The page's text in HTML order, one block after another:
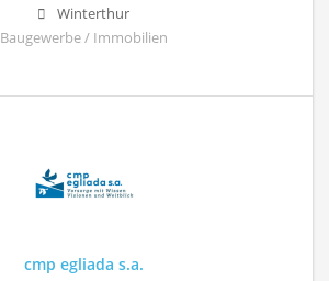
Winterthur
Baugewerbe / Immobilien
cmp egliada s.a.